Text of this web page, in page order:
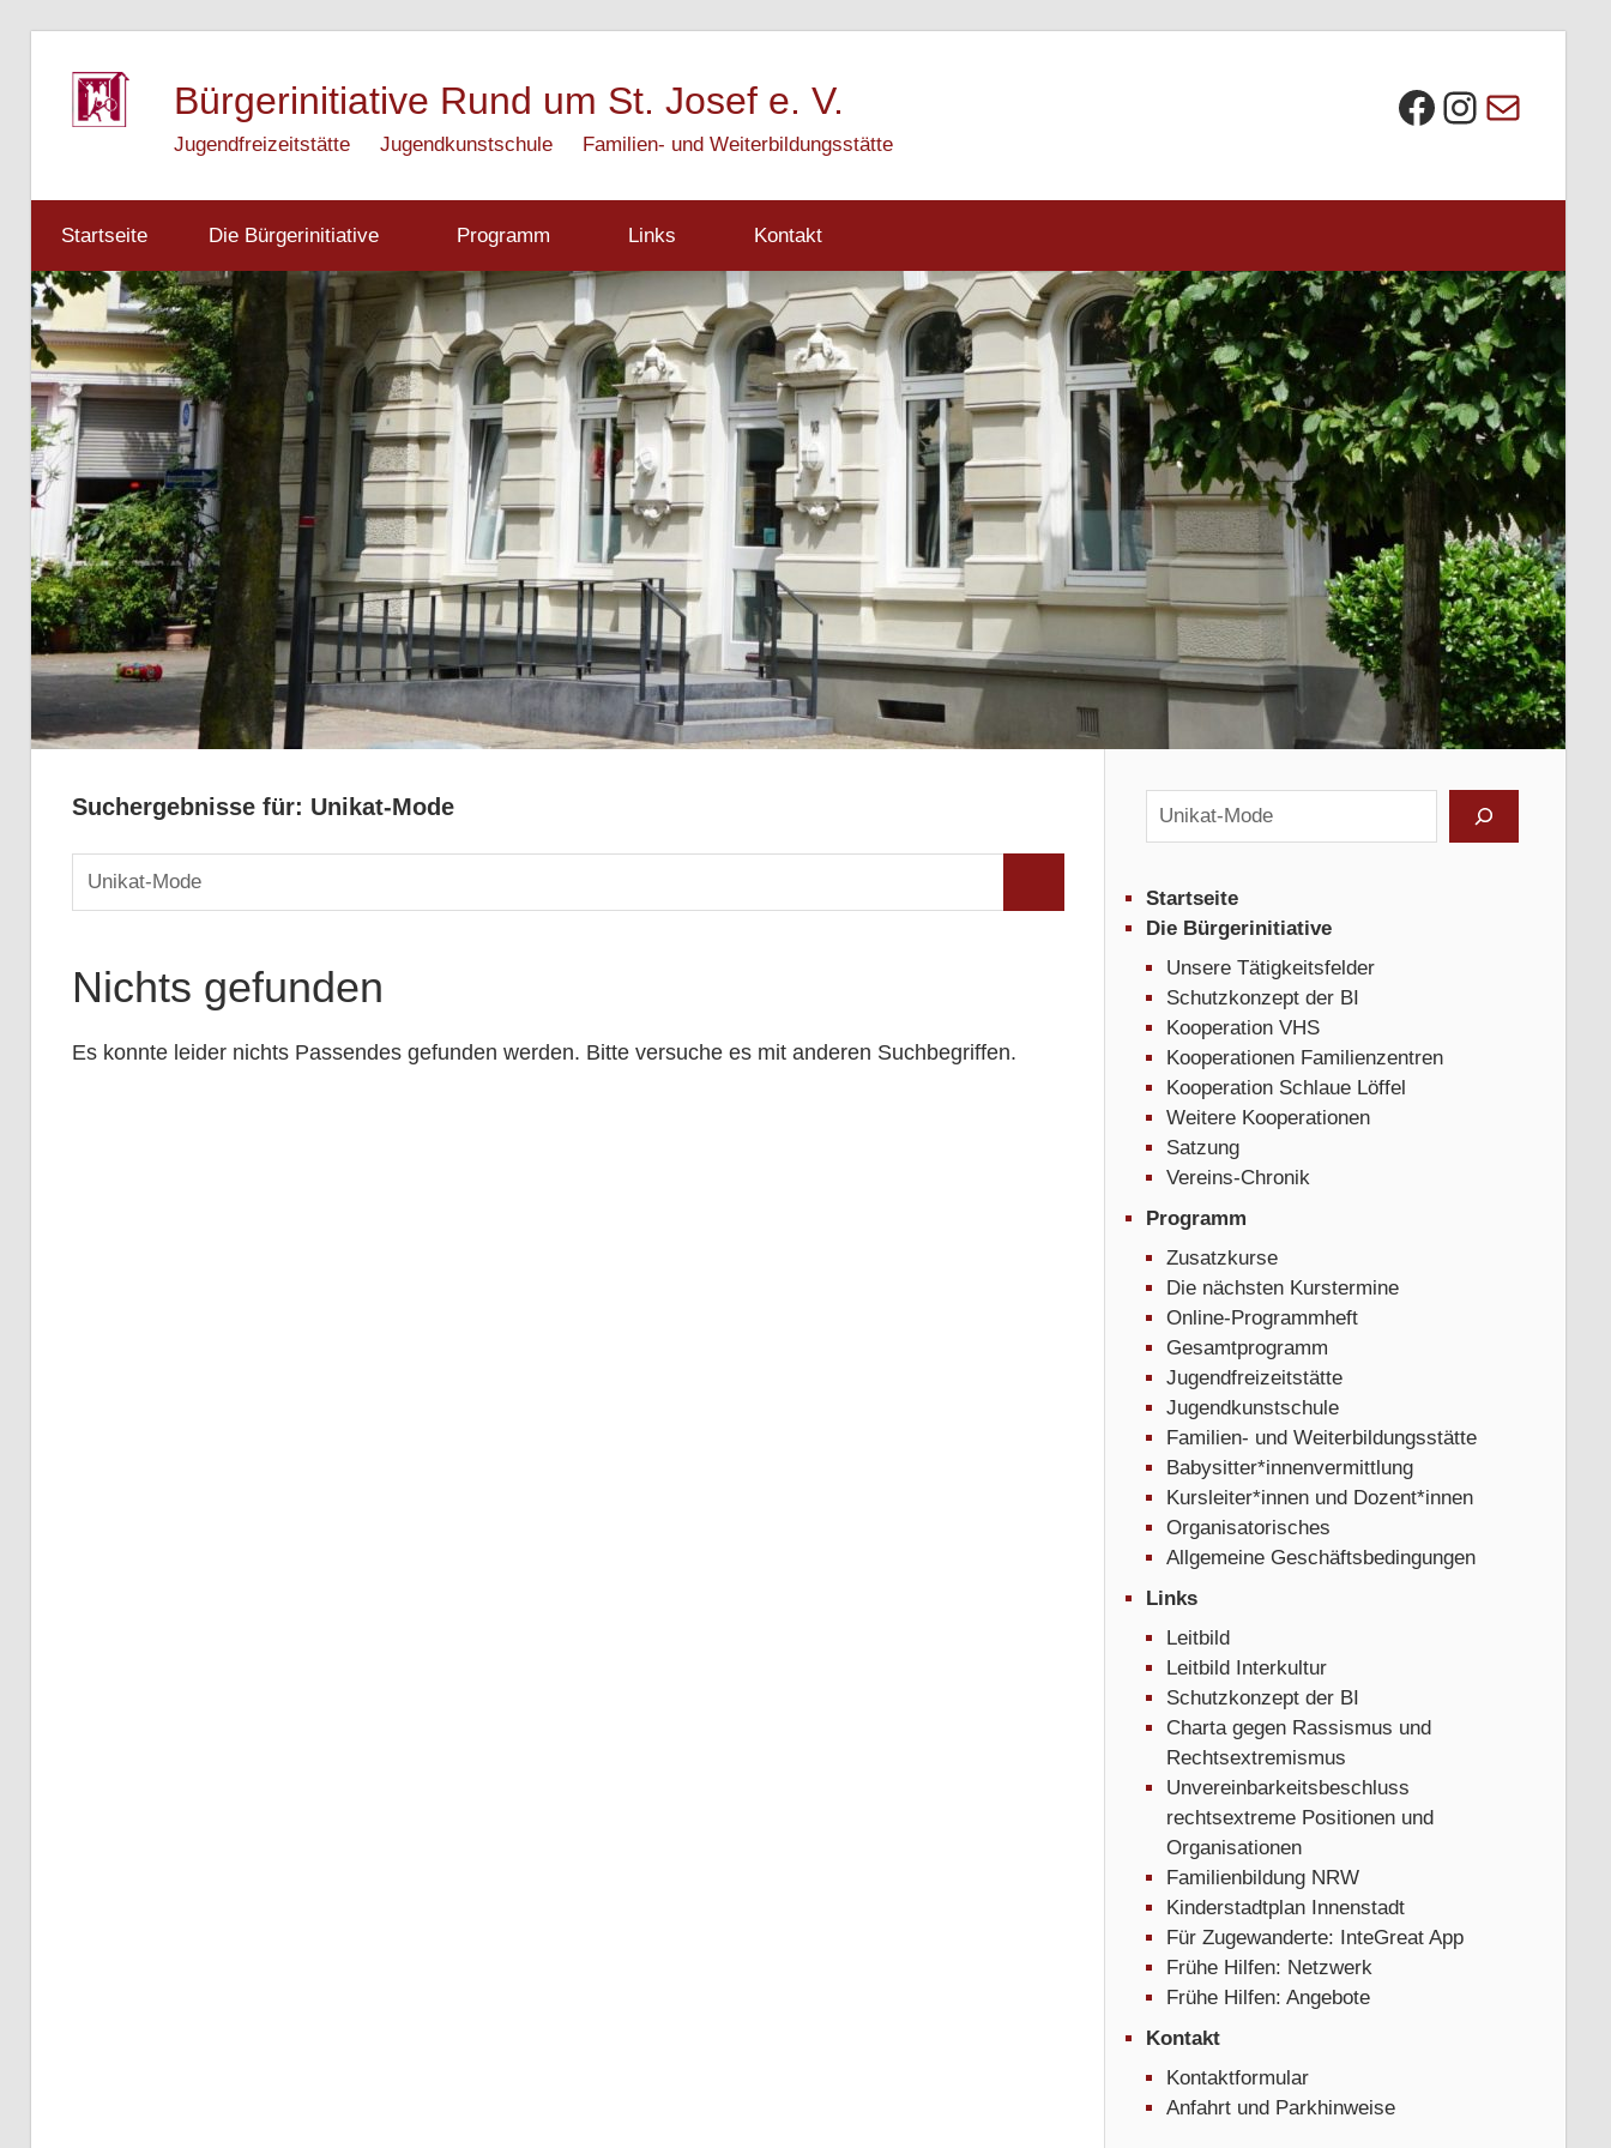
Inhalt
springen
Bürgerinitiative Rund um St. Josef e. V.
Jugendfreizeitstätte Jugendkunstschule Familien- und Weiterbildungsstätte
Die BI bei Facebook
E-Mail
Startseite Die Bürgerinitiative Programm Links Kontakt
Suchergebnisse für: Unikat-Mode
Nichts gefunden
Es konnte leider nichts Passendes gefunden werden. Bitte versuche es mit anderen Suchbegriffen.
Suchen
Startseite
Die Bürgerinitiative
Unsere Tätigkeitsfelder
Schutzkonzept der BI
Kooperation VHS
Kooperationen Familienzentren
Kooperation Schlaue Löffel
Weitere Kooperationen
Satzung
Vereins-Chronik
Programm
Zusatzkurse
Die nächsten Kurstermine
Online-Programmheft
Gesamtprogramm
Jugendfreizeitstätte
Jugendkunstschule
Familien- und Weiterbildungsstätte
Babysitter*innenvermittlung
Kursleiter*innen und Dozent*innen
Organisatorisches
Allgemeine Geschäftsbedingungen
Links
Leitbild
Leitbild Interkultur
Schutzkonzept der BI
Charta gegen Rassismus und
Rechtsextremismus
Unvereinbarkeitsbeschluss
rechtsextreme Positionen und
Organisationen
Familienbildung NRW
Kinderstadtplan Innenstadt
Für Zugewanderte: InteGreat App
Frühe Hilfen: Netzwerk
Frühe Hilfen: Angebote
Kontakt
Kontaktformular
Anfahrt und Parkhinweise